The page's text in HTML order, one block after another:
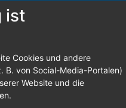
Datenschutz
ist
Cookies und andere
B. von Social-Media-Portalen)
Website und die